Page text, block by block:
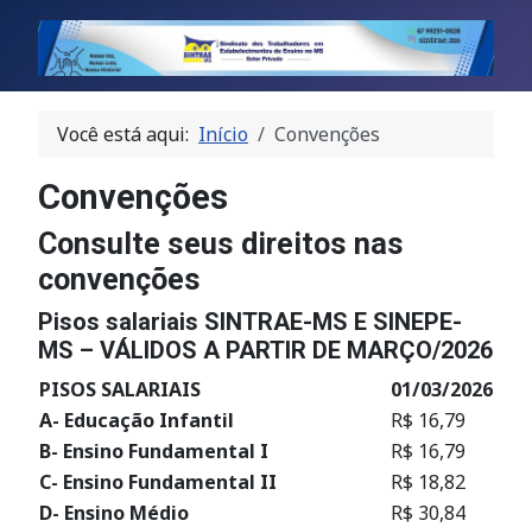
Você está aqui: Início Convenções
Convenções
Consulte seus direitos nas
convenções
Pisos salariais SINTRAE-MS E SINEPE-
MS – VÁLIDOS A PARTIR DE MARÇO/2026
PISOS SALARIAIS
01/03/2026
A- Educação Infantil
R$ 16,79
B- Ensino Fundamental I
R$ 16,79
C- Ensino Fundamental II
R$ 18,82
D- Ensino Médio
R$ 30,84